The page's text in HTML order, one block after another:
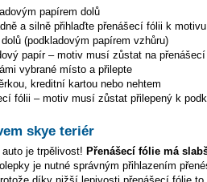
papírem dolů
a silně přihlaďte přenášecí fólii k motivu
(podkladovým papírem vzhůru)
papír – motiv musí zůstat na
vybrané místo a přilepte
kreditní kartou nebo nehtem
fólii – motiv musí zůstat přilepený k
skye teriér
je trpělivost! Přenášecí fólie má
je nutné správným přihlazením